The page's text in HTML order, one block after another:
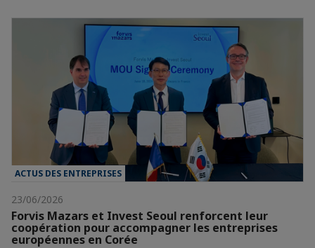
ACTUS DES ENTREPRISES
23/06/2026
Forvis Mazars et Invest Seoul renforcent leur
coopération pour accompagner les entreprises
européennes en Corée